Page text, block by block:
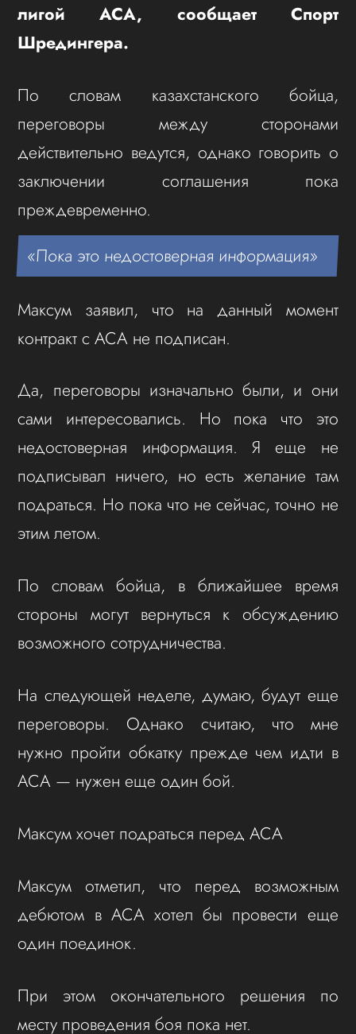
лигой ACA, сообщает Спорт
Шредингера.
По словам казахстанского бойца,
переговоры между сторонами
действительно ведутся, однако говорить о
заключении соглашения пока
преждевременно.
«Пока это недостоверная информация»
Максум заявил, что на данный момент
контракт с ACA не подписан.
Да, переговоры изначально были, и они
сами интересовались. Но пока что это
недостоверная информация. Я еще не
подписывал ничего, но есть желание там
подраться. Но пока что не сейчас, точно не
этим летом.
По словам бойца, в ближайшее время
стороны могут вернуться к обсуждению
возможного сотрудничества.
На следующей неделе, думаю, будут еще
переговоры. Однако считаю, что мне
нужно пройти обкатку прежде чем идти в
ACA — нужен еще один бой.
Максум хочет подраться перед АСА
Максум отметил, что перед возможным
дебютом в ACA хотел бы провести еще
один поединок.
При этом окончательного решения по
месту проведения боя пока нет.